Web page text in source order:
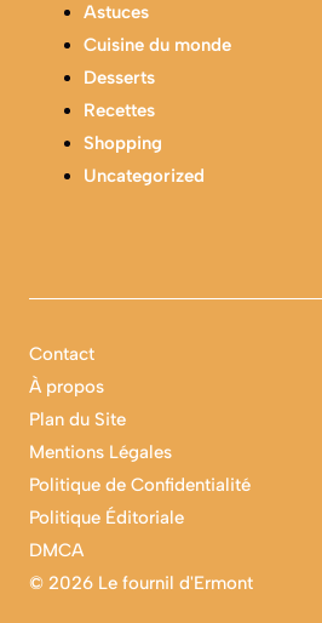
Astuces
Cuisine du monde
Desserts
Recettes
Shopping
Uncategorized
© 2026 Le fournil d'Ermont
Contact
À propos
Plan du Site
Mentions Légales
Politique de Confidentialité
Politique Éditoriale
DMCA